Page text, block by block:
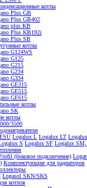
котлы
Plus GB
Plus GB402
plus KB
Plus KB192i
Plus SB
котлы
G124WS
G125
G215
G234
G334
GE315
GE515
GE615
котлы
SK
котлы
3500
Logalux L Logalux LT
S Logalux SF Logalux
(боковое подключение)
Комплектующие для радиаторов
Logasol SKN/SKS
котлов